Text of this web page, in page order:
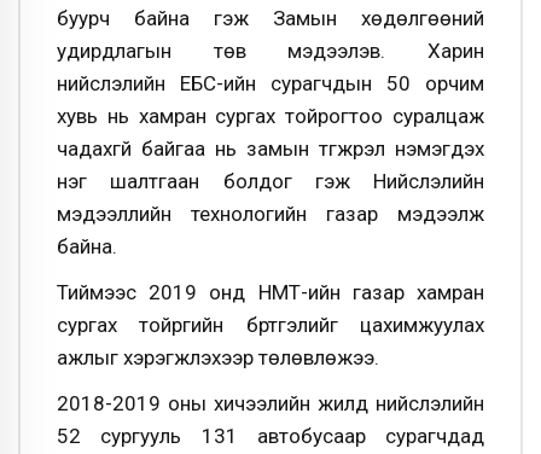
буурч байна гэж Замын хөдөлгөөний
удирдлагын төв мэдээлэв. Харин
нийслэлийн ЕБС-ийн сурагчдын 50 орчим
хувь нь хамран сургах тойрогтоо суралцаж
чадахгүй байгаа нь замын түгжрэл нэмэгдэх
нэг шалтгаан болдог гэж Нийслэлийн
мэдээллийн технологийн газар мэдээлж
байна.
Тиймээс 2019 онд НМТ-ийн газар хамран
сургах тойргийн бүртгэлийг цахимжуулах
ажлыг хэрэгжүүлэхээр төлөвлөжээ.
2018-2019 оны хичээлийн жилд нийслэлийн
52 сургууль 131 автобусаар сурагчдад